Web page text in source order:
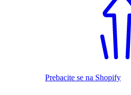
Prebacite se na Shopify